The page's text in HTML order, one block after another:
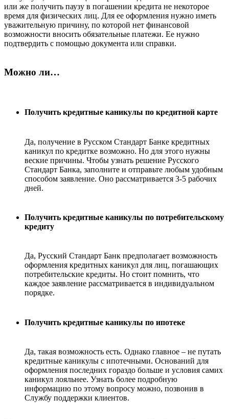
или же получить паузу в погашении кредита не некоторое
время для физических лиц. Для ее оформления нужно иметь
уважительную причину, по которой нет финансовой
возможности вносить обязательные платежи. Ее нужно
подтвердить с помощью документа или справки.
Можно ли…
Получить кредитные каникулы по кредитной карте
Да, получение в Русском Стандарт Банке кредитных
каникул по кредитке возможно. Но для этого нужны
веские причины. Чтобы узнать решение Русского
Стандарт Банка, заполните и отправьте любым удобным
способом заявление. Оно рассматривается 3-5 рабочих
дней.
Получить кредитные каникулы по потребительскому
кредиту
Да, Русский Стандарт Банк предполагает возможность
оформления кредитных каникул для лиц, погашающих
потребительские кредиты. Но стоит помнить, что
каждое заявление рассматривается в индивидуальном
порядке.
Получить кредитные каникулы по ипотеке
Да, такая возможность есть. Однако главное – не путать
кредитные каникулы с ипотечными. Оснований для
оформления последних гораздо больше и условия самих
каникул лояльнее. Узнать более подробную
информацию по этому вопросу можно, позвонив в
Службу поддержки клиентов.